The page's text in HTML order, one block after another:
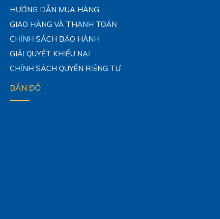
HƯỚNG DẪN MUA HÀNG
GIAO HÀNG VÀ THANH TOÁN
CHÍNH SÁCH BẢO HÀNH
GIẢI QUYẾT KHIẾU NẠI
CHÍNH SÁCH QUYỀN RIÊNG TƯ
BẢN ĐỒ